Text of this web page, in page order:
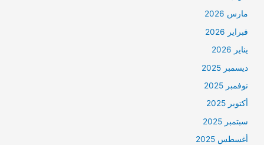
مارس 2026
فبراير 2026
يناير 2026
ديسمبر 2025
نوفمبر 2025
أكتوبر 2025
سبتمبر 2025
أغسطس 2025